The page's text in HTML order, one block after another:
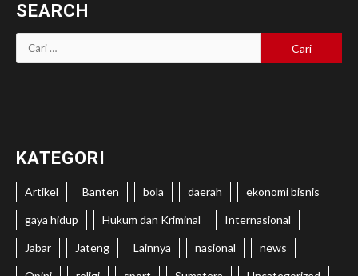
SEARCH
Cari
untuk:
KATEGORI
Artikel Banten bola daerah ekonomi bisnis
gaya hidup Hukum dan Kriminal Internasional
Jabar Jateng Lainnya nasional news